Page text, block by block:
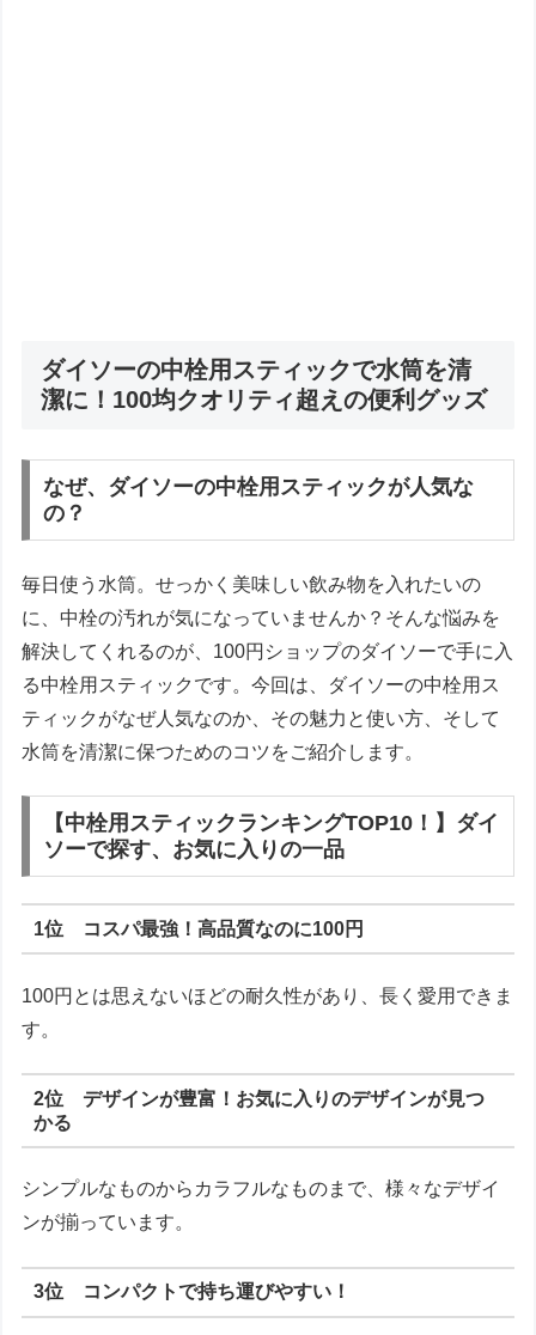
ダイソーの中栓用スティックで水筒を清
潔に！100均クオリティ超えの便利グッズ
なぜ、ダイソーの中栓用スティックが人気な
の？
毎日使う水筒。せっかく美味しい飲み物を入れたいの
に、中栓の汚れが気になっていませんか？そんな悩みを
解決してくれるのが、100円ショップのダイソーで手に入
る中栓用スティックです。今回は、ダイソーの中栓用ス
ティックがなぜ人気なのか、その魅力と使い方、そして
水筒を清潔に保つためのコツをご紹介します。
【中栓用スティックランキングTOP10！】ダイ
ソーで探す、お気に入りの一品
1位 コスパ最強！高品質なのに100円
100円とは思えないほどの耐久性があり、長く愛用できま
す。
2位 デザインが豊富！お気に入りのデザインが見つ
かる
シンプルなものからカラフルなものまで、様々なデザイ
ンが揃っています。
3位 コンパクトで持ち運びやすい！